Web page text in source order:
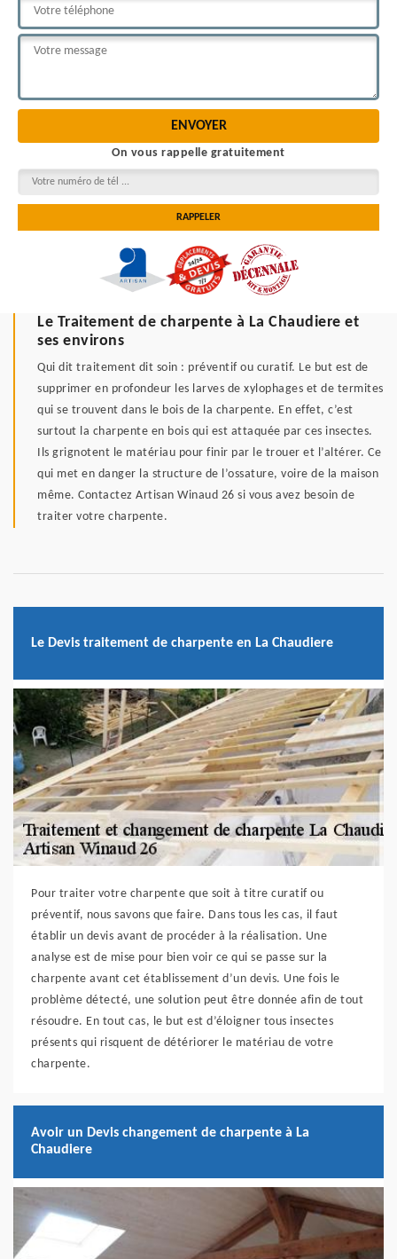
On vous rappelle gratuitement
Le Traitement de charpente à La Chaudiere et
ses environs
Qui dit traitement dit soin : préventif ou curatif. Le but est de
supprimer en profondeur les larves de xylophages et de termites
qui se trouvent dans le bois de la charpente. En effet, c’est
surtout la charpente en bois qui est attaquée par ces insectes.
Ils grignotent le matériau pour finir par le trouer et l’altérer. Ce
qui met en danger la structure de l’ossature, voire de la maison
même. Contactez Artisan Winaud 26 si vous avez besoin de
traiter votre charpente.
Le Devis traitement de charpente en La Chaudiere
Pour traiter votre charpente que soit à titre curatif ou
préventif, nous savons que faire. Dans tous les cas, il faut
établir un devis avant de procéder à la réalisation. Une
analyse est de mise pour bien voir ce qui se passe sur la
charpente avant cet établissement d’un devis. Une fois le
problème détecté, une solution peut être donnée afin de tout
résoudre. En tout cas, le but est d’éloigner tous insectes
présents qui risquent de détériorer le matériau de votre
charpente.
Avoir un Devis changement de charpente à La
Chaudiere